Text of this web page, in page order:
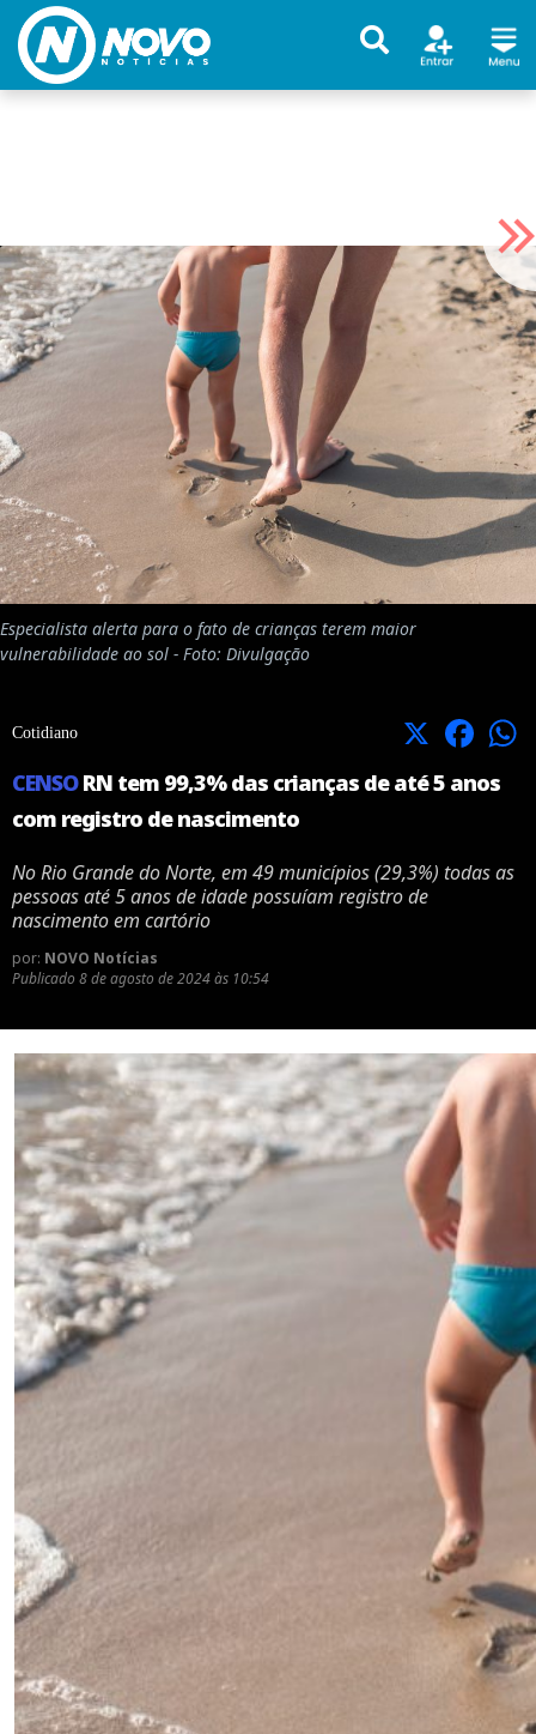
Especialista alerta para o fato de crianças terem maior
vulnerabilidade ao sol - Foto: Divulgação
Cotidiano X Facebook
CENSORN tem 99,3% das crianças de até 5 anos
com registro de nascimento
No Rio Grande do Norte, em 49 municípios (29,3%) todas as
pessoas até 5 anos de idade possuíam registro de
nascimento em cartório
por: NOVO Notícias
Publicado 8 de agosto de 2024 às 10:54